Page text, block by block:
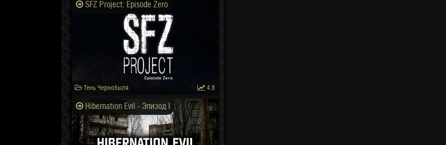
SFZ Project: Episode Zero
Тень Чернобыля 4.8
Hibernation Evil - Эпизод I